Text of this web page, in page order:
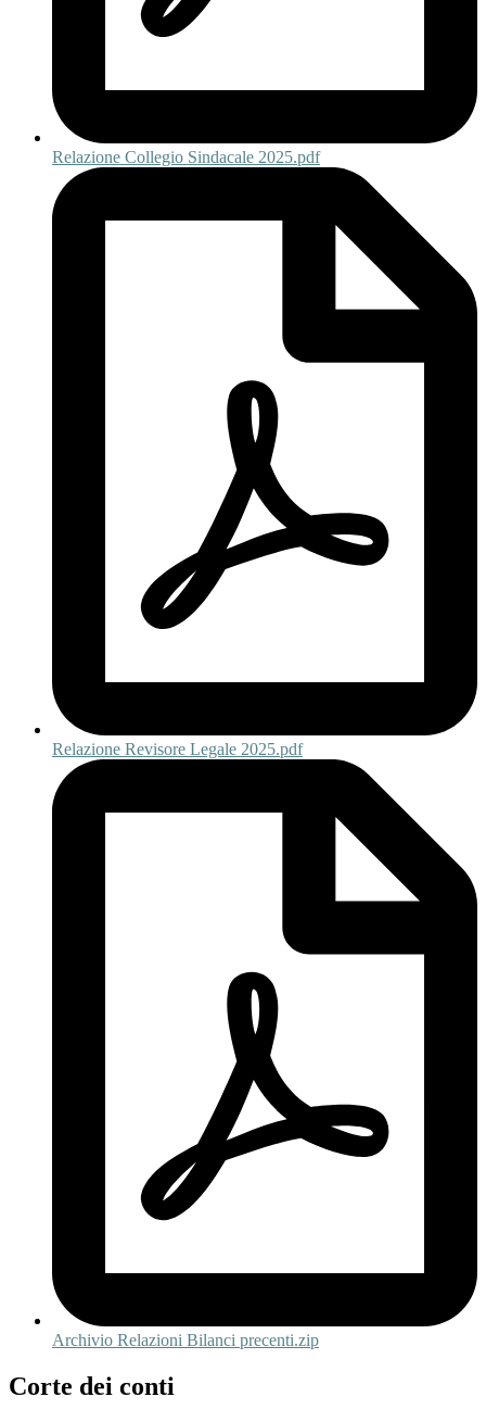
Relazione Collegio Sindacale 2025.pdf
Relazione Revisore Legale 2025.pdf
Archivio Relazioni Bilanci precenti.zip
Corte dei conti